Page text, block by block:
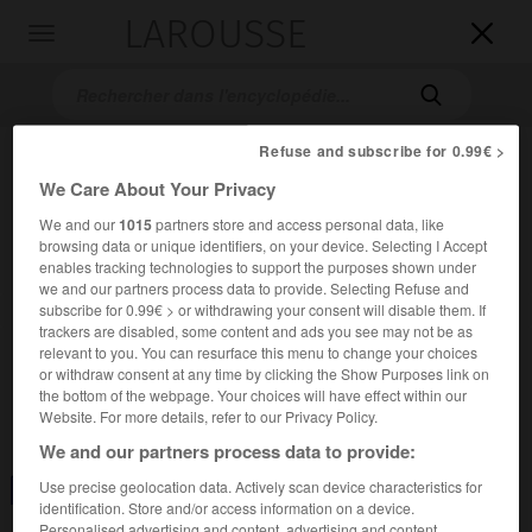


Accueil>Encyclopédie [divers]>carbonitruration
carbonitruration
Consulter aussi dans le dictionnaire :carbonitruration
Refuse and subscribe for 0.99€ >
We Care About Your Privacy
We and our1015partners store and access personal data, like
browsing data or unique identifiers, on your device. Selecting I Accept
enables tracking technologies to support the purposes shown under
we and our partners process data to provide. Selecting Refuse and
subscribe for 0.99€ > or withdrawing your consent will disable them. If
trackers are disabled, some content and ads you see may not be as
relevant to you. You can resurface this menu to change your choices
or withdraw consent at any time by clicking the Show Purposes link on
the bottom of the webpage. Your choices will have effect within our
Website. For more details, refer to our Privacy Policy.
We and our partners process data to provide:
Use precise geolocation data. Actively scan device characteristics for
identification. Store and/or access information on a device.